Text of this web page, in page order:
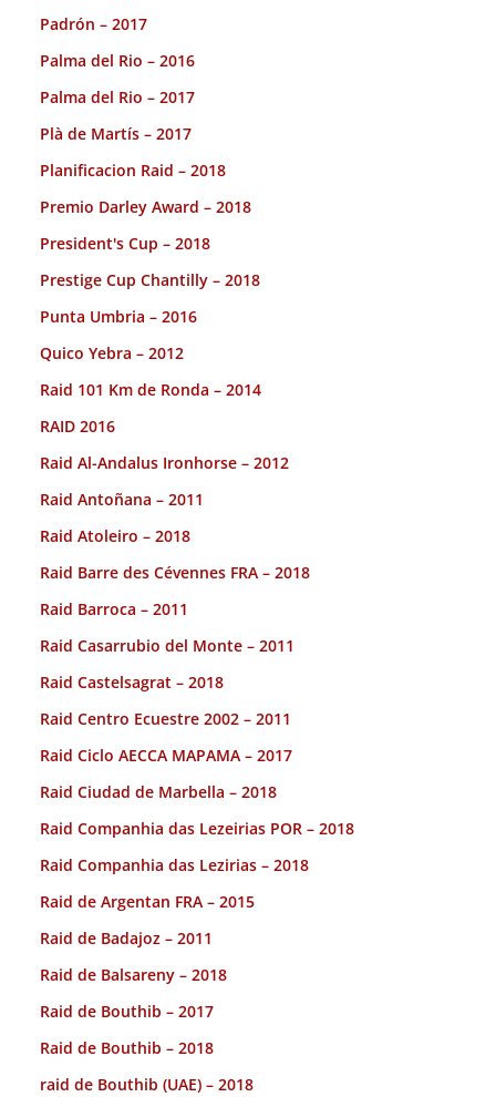
Padrón – 2017
Palma del Rio – 2016
Palma del Rio – 2017
Plà de Martís – 2017
Planificacion Raid – 2018
Premio Darley Award – 2018
President's Cup – 2018
Prestige Cup Chantilly – 2018
Punta Umbria – 2016
Quico Yebra – 2012
Raid 101 Km de Ronda – 2014
RAID 2016
Raid Al-Andalus Ironhorse – 2012
Raid Antoñana – 2011
Raid Atoleiro – 2018
Raid Barre des Cévennes FRA – 2018
Raid Barroca – 2011
Raid Casarrubio del Monte – 2011
Raid Castelsagrat – 2018
Raid Centro Ecuestre 2002 – 2011
Raid Ciclo AECCA MAPAMA – 2017
Raid Ciudad de Marbella – 2018
Raid Companhia das Lezeirias POR – 2018
Raid Companhia das Lezirias – 2018
Raid de Argentan FRA – 2015
Raid de Badajoz – 2011
Raid de Balsareny – 2018
Raid de Bouthib – 2017
Raid de Bouthib – 2018
raid de Bouthib (UAE) – 2018